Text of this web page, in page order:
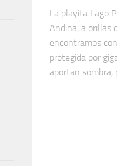
La playita Lago
Andina, a orillas
encontramos
protegida por
aportan sombra,